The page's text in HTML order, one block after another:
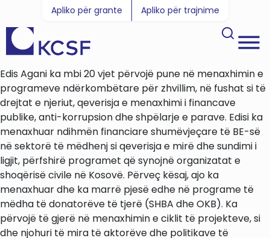
Apliko për grante Apliko për trajnime
Edis Agani ka mbi 20 vjet përvojë pune në menaxhimin e
programeve ndërkombëtare për zhvillim, në fushat si të
drejtat e njeriut, qeverisja e menaxhimi i financave
publike, anti-korrupsion dhe shpëlarje e parave. Edisi ka
menaxhuar ndihmën financiare shumëvjeçare të BE-së
në sektorë të mëdhenj si qeverisja e mirë dhe sundimi i
ligjit, përfshirë programet që synojnë organizatat e
shoqërisë civile në Kosovë. Përveç kësaj, ajo ka
menaxhuar dhe ka marrë pjesë edhe në programe të
mëdha të donatorëve të tjerë (SHBA dhe OKB). Ka
përvojë të gjerë në menaxhimin e ciklit të projekteve, si
dhe njohuri të mira të aktorëve dhe politikave të